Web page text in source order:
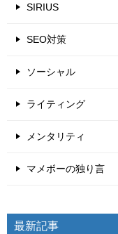
SIRIUS
SEO対策
ソーシャル
ライティング
メンタリティ
マメボーの独り言
最新記事